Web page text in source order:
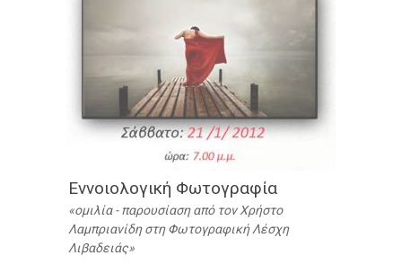
Εννοιολογική Φωτογραφία
ομιλία - παρουσίαση από τον Χρήστο
Λαμπριανίδη στη Φωτογραφική Λέσχη
Λιβαδειάς